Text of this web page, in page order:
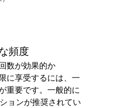
頻度
数が効果的か
に享受するには、一
重要です。一般的に
ョンが推奨されてい